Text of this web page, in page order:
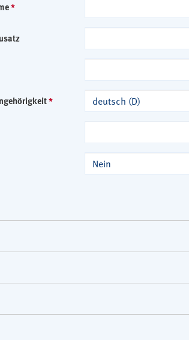
*
* deutsch (D)
Nein